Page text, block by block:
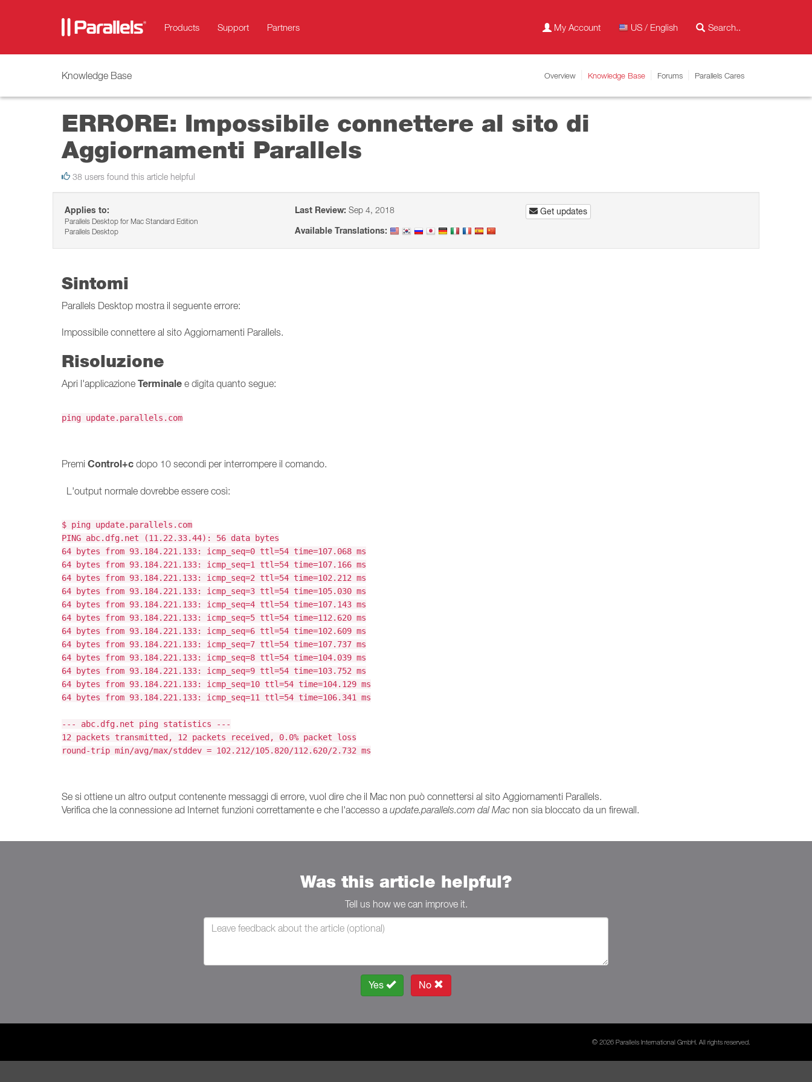
Products Support Partners My Account US / English
Knowledge Base Overview Knowledge Base Forums Parallels Cares
ERRORE: Impossibile connettere al sito di
Aggiornamenti Parallels
38 users found this article helpful
Applies to:
Parallels Desktop for Mac Standard Edition
Parallels Desktop
Last Review: Sep 4, 2018
Available Translations:
Get updates
Sintomi
Parallels Desktop mostra il seguente errore:
Impossibile connettere al sito Aggiornamenti Parallels.
Risoluzione
Apri l'applicazione Terminale e digita quanto segue:
ping update.parallels.com
Premi Control+c dopo 10 secondi per interrompere il comando.
L'output normale dovrebbe essere così:
$ ping update.parallels.com
PING abc.dfg.net (11.22.33.44): 56 data bytes
64 bytes from 93.184.221.133: icmp_seq=0 ttl=54 time=107.068 ms
64 bytes from 93.184.221.133: icmp_seq=1 ttl=54 time=107.166 ms
64 bytes from 93.184.221.133: icmp_seq=2 ttl=54 time=102.212 ms
64 bytes from 93.184.221.133: icmp_seq=3 ttl=54 time=105.030 ms
64 bytes from 93.184.221.133: icmp_seq=4 ttl=54 time=107.143 ms
64 bytes from 93.184.221.133: icmp_seq=5 ttl=54 time=112.620 ms
64 bytes from 93.184.221.133: icmp_seq=6 ttl=54 time=102.609 ms
64 bytes from 93.184.221.133: icmp_seq=7 ttl=54 time=107.737 ms
64 bytes from 93.184.221.133: icmp_seq=8 ttl=54 time=104.039 ms
64 bytes from 93.184.221.133: icmp_seq=9 ttl=54 time=103.752 ms
64 bytes from 93.184.221.133: icmp_seq=10 ttl=54 time=104.129 ms
64 bytes from 93.184.221.133: icmp_seq=11 ttl=54 time=106.341 ms
--- abc.dfg.net ping statistics ---
12 packets transmitted, 12 packets received, 0.0% packet loss
round-trip min/avg/max/stddev = 102.212/105.820/112.620/2.732 ms
Se si ottiene un altro output contenente messaggi di errore, vuol dire che il Mac non può connettersi al sito Aggiornamenti Parallels.
Verifica che la connessione ad Internet funzioni correttamente e che l'accesso a update.parallels.com dal Mac non sia bloccato da un firewall.
Was this article helpful?
Tell us how we can improve it.
Yes No
© 2026 Parallels International GmbH. All rights reserved.